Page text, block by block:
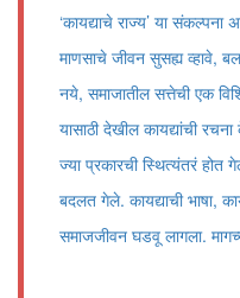
‌‘कायद्याचे राज्य‌’ या संकल्पना
माणसाचे जीवन सुसह्य व्हावे,
नये, समाजातील सत्तेची एक
यासाठी देखील कायद्यांची
ज्या प्रकारची स्थित्यंतरं होत
बदलत गेले. कायद्याची भाषा,
समाजजीवन घडवू लागला.